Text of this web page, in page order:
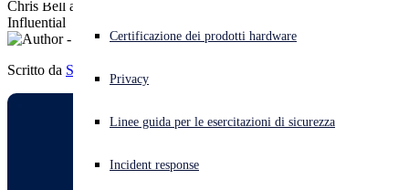
Cyberattacco in corso? Ottieni assistenza immediata
Open language switcher
Certificazione dei prodotti hardware
Privacy
Linee guida per le esercitazioni di sicurezza
Incident response
Chris Bell and Scott Barlow also named among CRN’s 50 Most
Influential
Scritto da Sophos